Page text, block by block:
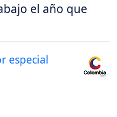
el año que